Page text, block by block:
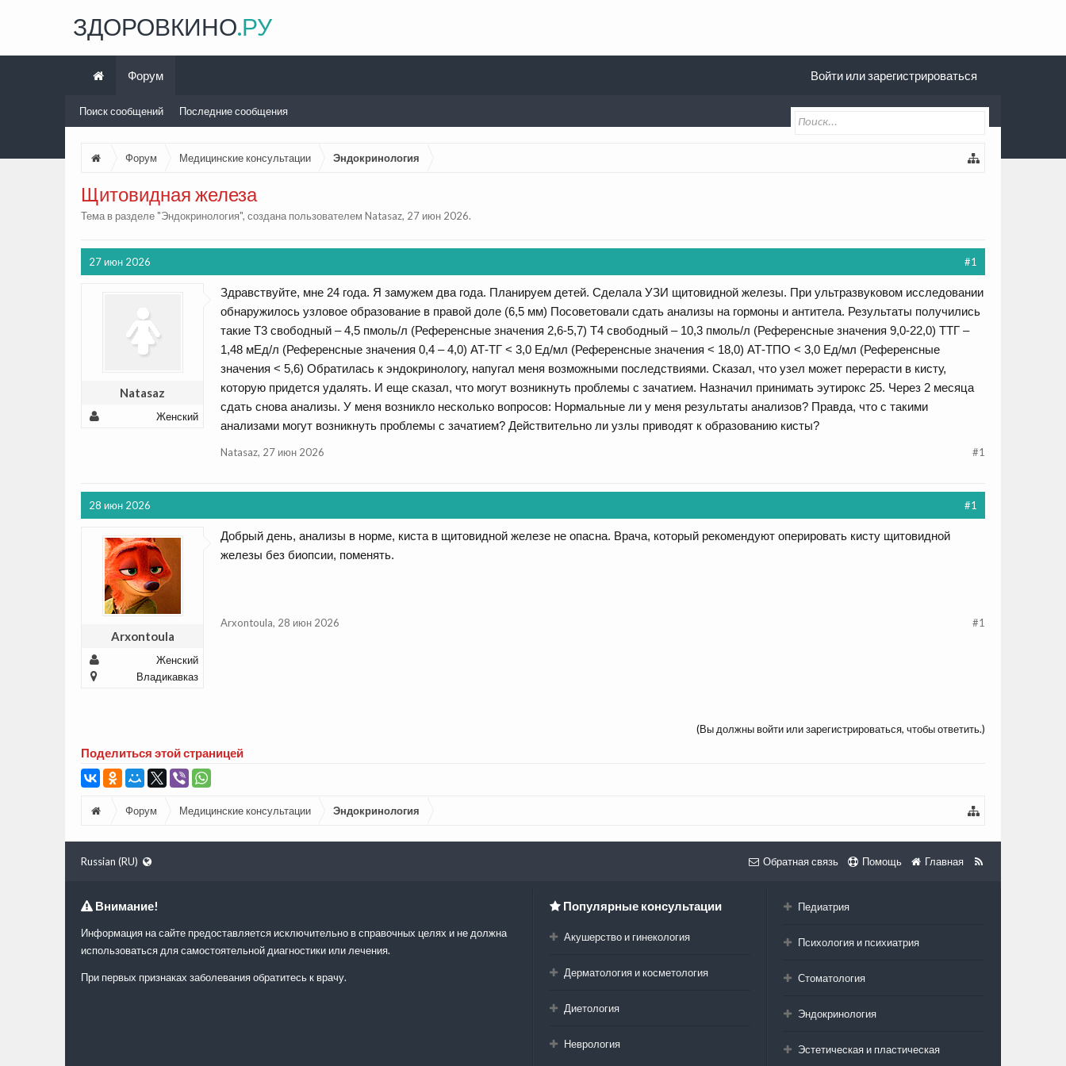
Форум Медицинские консультации Эндокринология
Щитовидная железа
Тема в разделе "Эндокринология", создана пользователем Natasaz, 27 июн 2026.
27 июн 2026 #1
Natasaz
Женский
Здравствуйте, мне 24 года. Я замужем два года. Планируем детей. Сделала УЗИ щитовидной железы. При ультразвуковом исследовании
обнаружилось узловое образование в правой доле (6,5 мм) Посоветовали сдать анализы на гормоны и антитела. Результаты получились
такие Т3 свободный – 4,5 пмоль/л (Референсные значения 2,6-5,7) Т4 свободный – 10,3 пмоль/л (Референсные значения 9,0-22,0) ТТГ –
1,48 мЕд/л (Референсные значения 0,4 – 4,0) АТ-ТГ < 3,0 Ед/мл (Референсные значения < 18,0) АТ-ТПО < 3,0 Ед/мл (Референсные
значения < 5,6) Обратилась к эндокринологу, напугал меня возможными последствиями. Сказал, что узел может перерасти в кисту,
которую придется удалять. И еще сказал, что могут возникнуть проблемы с зачатием. Назначил принимать эутирокс 25. Через 2 месяца
сдать снова анализы. У меня возникло несколько вопросов: Нормальные ли у меня результаты анализов? Правда, что с такими
анализами могут возникнуть проблемы с зачатием? Действительно ли узлы приводят к образованию кисты?
Natasaz, 27 июн 2026 #1
28 июн 2026 #1
Arxontoula
Женский
Владикавказ
Добрый день, анализы в норме, киста в щитовидной железе не опасна. Врача, который рекомендуют оперировать кисту щитовидной
железы без биопсии, поменять.
Arxontoula, 28 июн 2026 #1
(Вы должны войти или зарегистрироваться, чтобы ответить.)
Поделиться этой страницей
Форум Медицинские консультации Эндокринология
ЗДОРОВКИНО.РУ
Форум
Поиск сообщений Последние сообщения
Войти или зарегистрироваться
Russian (RU) Обратная связь Помощь Главная
Внимание!
Информация на сайте предоставляется исключительно в справочных целях и не должна
использоваться для самостоятельной диагностики или лечения.
При первых признаках заболевания обратитесь к врачу.
Популярные консультации
Акушерство и гинекология
Дерматология и косметология
Диетология
Неврология
Педиатрия
Психология и психиатрия
Стоматология
Эндокринология
Эстетическая и пластическая